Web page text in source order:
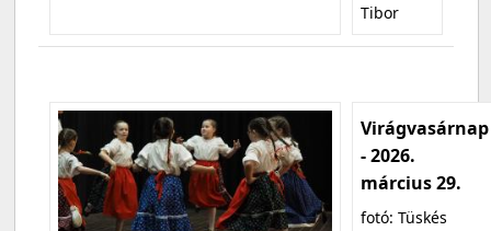
Tibor
Virágvasárnap
- 2026.
március 29.
fotó: Tüskés